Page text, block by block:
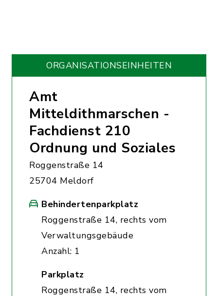
ORGANISATIONS­EINHEITEN
Amt
Mitteldithmarschen -
Fachdienst 210
Ordnung und Soziales
Roggenstraße 14
25704 Meldorf
Behindertenparkplatz
Roggenstraße 14, rechts vom
Verwaltungsgebäude
Anzahl: 1
Parkplatz
Roggenstraße 14, rechts vom